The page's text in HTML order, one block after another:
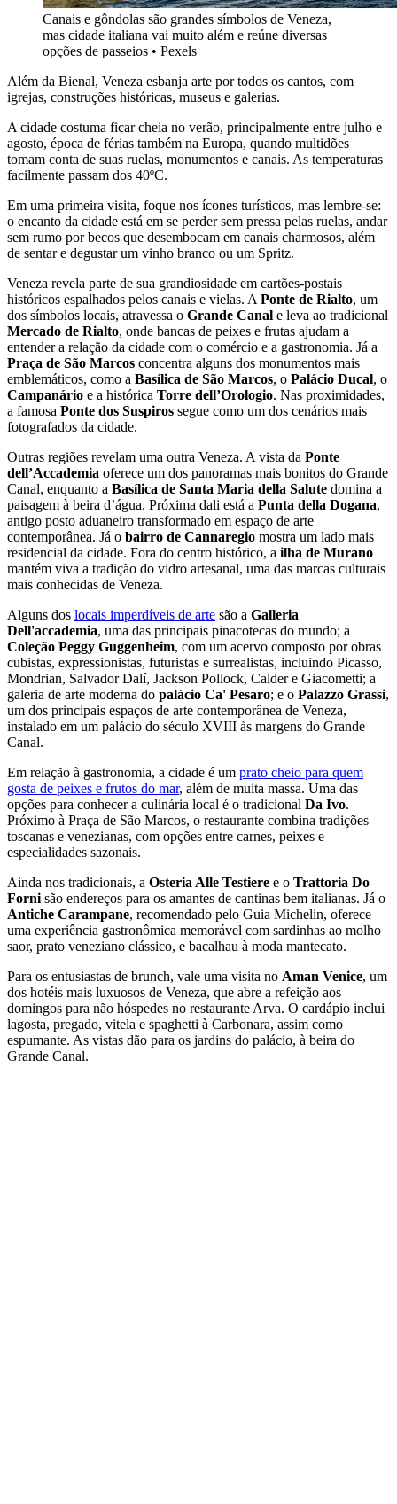
Canais e gôndolas são grandes símbolos de Veneza,
mas cidade italiana vai muito além e reúne diversas
opções de passeios • Pexels
Além da Bienal, Veneza esbanja arte por todos os cantos, com
igrejas, construções históricas, museus e galerias.
A cidade costuma ficar cheia no verão, principalmente entre julho e
agosto, época de férias também na Europa, quando multidões
tomam conta de suas ruelas, monumentos e canais. As temperaturas
facilmente passam dos 40ºC.
Em uma primeira visita, foque nos ícones turísticos, mas lembre-se:
o encanto da cidade está em se perder sem pressa pelas ruelas, andar
sem rumo por becos que desembocam em canais charmosos, além
de sentar e degustar um vinho branco ou um Spritz.
Veneza revela parte de sua grandiosidade em cartões-postais
históricos espalhados pelos canais e vielas. A Ponte de Rialto, um
dos símbolos locais, atravessa o Grande Canal e leva ao tradicional
Mercado de Rialto, onde bancas de peixes e frutas ajudam a
entender a relação da cidade com o comércio e a gastronomia. Já a
Praça de São Marcos concentra alguns dos monumentos mais
emblemáticos, como a Basílica de São Marcos, o Palácio Ducal, o
Campanário e a histórica Torre dell’Orologio. Nas proximidades,
a famosa Ponte dos Suspiros segue como um dos cenários mais
fotografados da cidade.
Outras regiões revelam uma outra Veneza. A vista da Ponte
dell’Accademia oferece um dos panoramas mais bonitos do Grande
Canal, enquanto a Basílica de Santa Maria della Salute domina a
paisagem à beira d’água. Próxima dali está a Punta della Dogana,
antigo posto aduaneiro transformado em espaço de arte
contemporânea. Já o bairro de Cannaregio mostra um lado mais
residencial da cidade. Fora do centro histórico, a ilha de Murano
mantém viva a tradição do vidro artesanal, uma das marcas culturais
mais conhecidas de Veneza.
Alguns dos locais imperdíveis de arte são a Galleria
Dell'accademia, uma das principais pinacotecas do mundo; a
Coleção Peggy Guggenheim, com um acervo composto por obras
cubistas, expressionistas, futuristas e surrealistas, incluindo Picasso,
Mondrian, Salvador Dalí, Jackson Pollock, Calder e Giacometti; a
galeria de arte moderna do palácio Ca' Pesaro; e o Palazzo Grassi,
um dos principais espaços de arte contemporânea de Veneza,
instalado em um palácio do século XVIII às margens do Grande
Canal.
Em relação à gastronomia, a cidade é um prato cheio para quem
gosta de peixes e frutos do mar, além de muita massa. Uma das
opções para conhecer a culinária local é o tradicional Da Ivo.
Próximo à Praça de São Marcos, o restaurante combina tradições
toscanas e venezianas, com opções entre carnes, peixes e
especialidades sazonais.
Ainda nos tradicionais, a Osteria Alle Testiere e o Trattoria Do
Forni são endereços para os amantes de cantinas bem italianas. Já o
Antiche Carampane, recomendado pelo Guia Michelin, oferece
uma experiência gastronômica memorável com sardinhas ao molho
saor, prato veneziano clássico, e bacalhau à moda mantecato.
Para os entusiastas de brunch, vale uma visita no Aman Venice, um
dos hotéis mais luxuosos de Veneza, que abre a refeição aos
domingos para não hóspedes no restaurante Arva. O cardápio inclui
lagosta, pregado, vitela e spaghetti à Carbonara, assim como
espumante. As vistas dão para os jardins do palácio, à beira do
Grande Canal.